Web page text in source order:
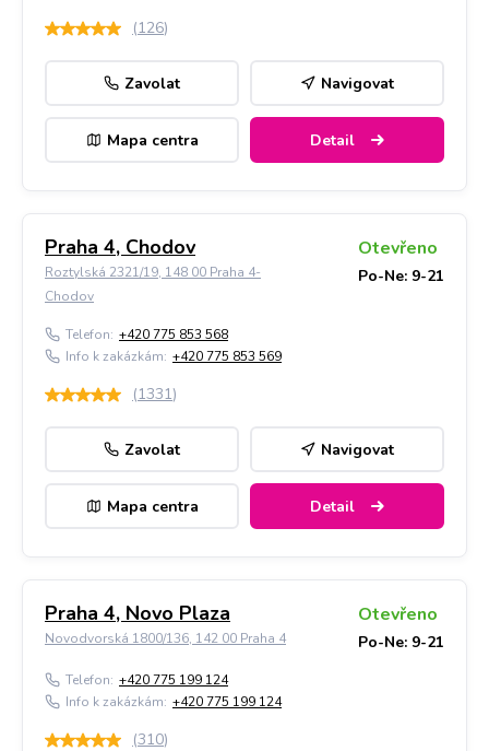
(126)
Zavolat Navigovat
Mapa centra Detail
Praha 4, Chodov
Roztylská 2321/19, 148 00 Praha 4-
Chodov
Otevřeno
Po-Ne: 9-21
Telefon: +420 775 853 568
Info k zakázkám: +420 775 853 569
(1331)
Zavolat Navigovat
Mapa centra Detail
Praha 4, Novo Plaza
Novodvorská 1800/136, 142 00 Praha 4
Otevřeno
Po-Ne: 9-21
Telefon: +420 775 199 124
Info k zakázkám: +420 775 199 124
(310)